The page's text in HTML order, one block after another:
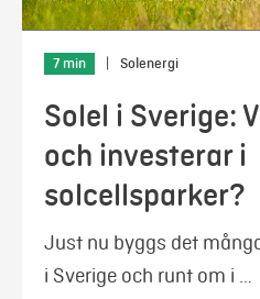
7 min Solenergi
Solel i Sverige:
och investerar i
solcellsparker?
Just nu byggs det
i Sverige och runt om i …